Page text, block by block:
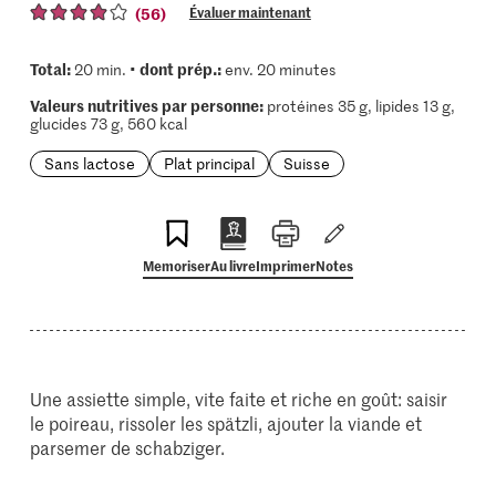
(56) Évaluer maintenant
Total:20 min. • dont prép.:env. 20 minutes
Valeurs nutritives par personne:protéines 35 g, lipides 13 g,
glucides 73 g, 560 kcal
Sans lactose
Plat principal Suisse
MemoriserAu livreImprimerNotes
Une assiette simple, vite faite et riche en goût: saisir
le poireau, rissoler les spätzli, ajouter la viande et
parsemer de schabziger.